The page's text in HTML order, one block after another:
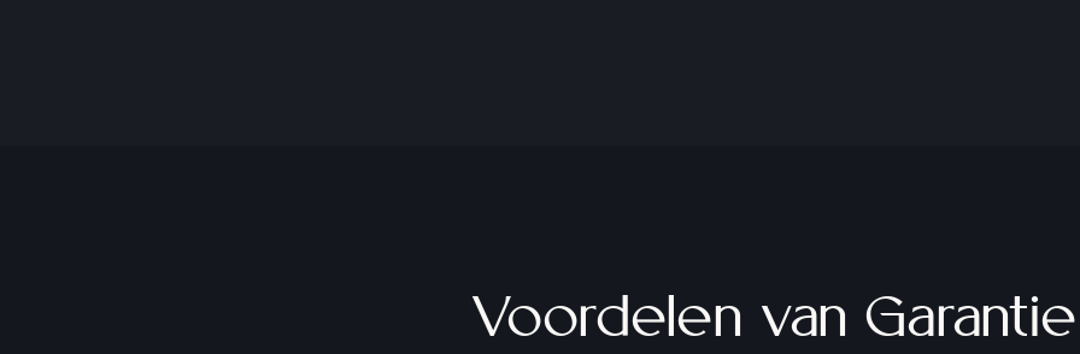
Voordelen van